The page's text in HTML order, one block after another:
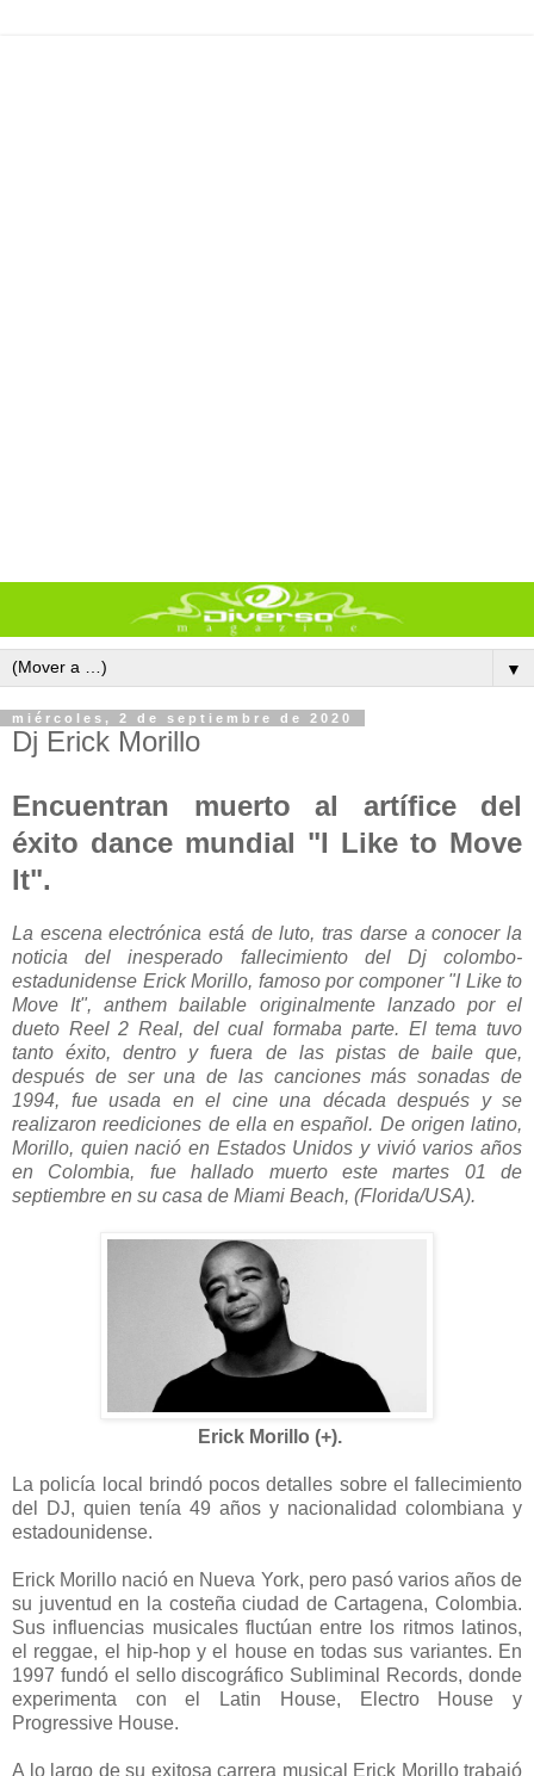
▼
miércoles, 2 de septiembre de 2020
Dj Erick Morillo
Encuentran muerto al artífice del
éxito dance mundial "I Like to Move
It".
La escena electrónica está de luto, tras darse a conocer la
noticia del inesperado fallecimiento del Dj colombo-
estadunidense Erick Morillo, famoso por componer "I Like to
Move It", anthem bailable originalmente lanzado por el
dueto Reel 2 Real, del cual formaba parte. El tema tuvo
tanto éxito, dentro y fuera de las pistas de baile que,
después de ser una de las canciones más sonadas de
1994, fue usada en el cine una década después y se
realizaron reediciones de ella en español. De origen latino,
Morillo, quien nació en Estados Unidos y vivió varios años
en Colombia, fue hallado muerto este martes 01 de
septiembre en su casa de Miami Beach, (Florida/USA).
Erick Morillo (+).
La policía local brindó pocos detalles sobre el fallecimiento
del DJ, quien tenía 49 años y nacionalidad colombiana y
estadounidense.
Erick Morillo nació en Nueva York, pero pasó varios años de
su juventud en la costeña ciudad de Cartagena, Colombia.
Sus influencias musicales fluctúan entre los ritmos latinos,
el reggae, el hip-hop y el house en todas sus variantes. En
1997 fundó el sello discográfico Subliminal Records, donde
experimenta con el Latin House, Electro House y
Progressive House.
A lo largo de su exitosa carrera musical Erick Morillo trabajó